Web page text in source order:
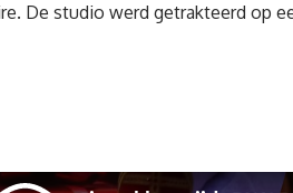
De studio werd getrakteerd op